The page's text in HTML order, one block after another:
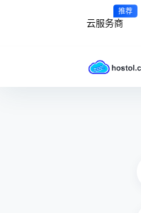
云服务商
推荐